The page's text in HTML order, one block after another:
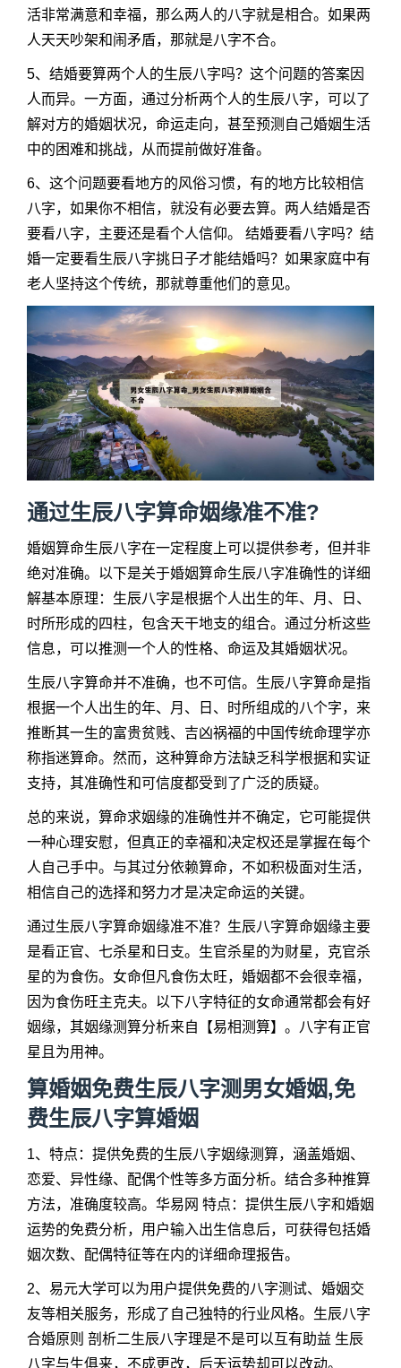
活非常满意和幸福，那么两人的八字就是相合。如果两
人天天吵架和闹矛盾，那就是八字不合。
5、结婚要算两个人的生辰八字吗？这个问题的答案因
人而异。一方面，通过分析两个人的生辰八字，可以了
解对方的婚姻状况，命运走向，甚至预测自己婚姻生活
中的困难和挑战，从而提前做好准备。
6、这个问题要看地方的风俗习惯，有的地方比较相信
八字，如果你不相信，就没有必要去算。两人结婚是否
要看八字，主要还是看个人信仰。 结婚要看八字吗？结
婚一定要看生辰八字挑日子才能结婚吗？如果家庭中有
老人坚持这个传统，那就尊重他们的意见。
通过生辰八字算命姻缘准不准?
婚姻算命生辰八字在一定程度上可以提供参考，但并非
绝对准确。以下是关于婚姻算命生辰八字准确性的详细
解基本原理：生辰八字是根据个人出生的年、月、日、
时所形成的四柱，包含天干地支的组合。通过分析这些
信息，可以推测一个人的性格、命运及其婚姻状况。
生辰八字算命并不准确，也不可信。生辰八字算命是指
根据一个人出生的年、月、日、时所组成的八个字，来
推断其一生的富贵贫贱、吉凶祸福的中国传统命理学亦
称指迷算命。然而，这种算命方法缺乏科学根据和实证
支持，其准确性和可信度都受到了广泛的质疑。
总的来说，算命求姻缘的准确性并不确定，它可能提供
一种心理安慰，但真正的幸福和决定权还是掌握在每个
人自己手中。与其过分依赖算命，不如积极面对生活，
相信自己的选择和努力才是决定命运的关键。
通过生辰八字算命姻缘准不准？生辰八字算命姻缘主要
是看正官、七杀星和日支。生官杀星的为财星，克官杀
星的为食伤。女命但凡食伤太旺，婚姻都不会很幸福，
因为食伤旺主克夫。以下八字特征的女命通常都会有好
姻缘，其姻缘测算分析来自【易相测算】。八字有正官
星且为用神。
算婚姻免费生辰八字测男女婚姻,免
费生辰八字算婚姻
1、特点：提供免费的生辰八字姻缘测算，涵盖婚姻、
恋爱、异性缘、配偶个性等多方面分析。结合多种推算
方法，准确度较高。华易网 特点：提供生辰八字和婚姻
运势的免费分析，用户输入出生信息后，可获得包括婚
姻次数、配偶特征等在内的详细命理报告。
2、易元大学可以为用户提供免费的八字测试、婚姻交
友等相关服务，形成了自己独特的行业风格。生辰八字
合婚原则 剖析二生辰八字理是不是可以互有助益 生辰
八字与生俱来，不成更改，后天运势却可以改动。